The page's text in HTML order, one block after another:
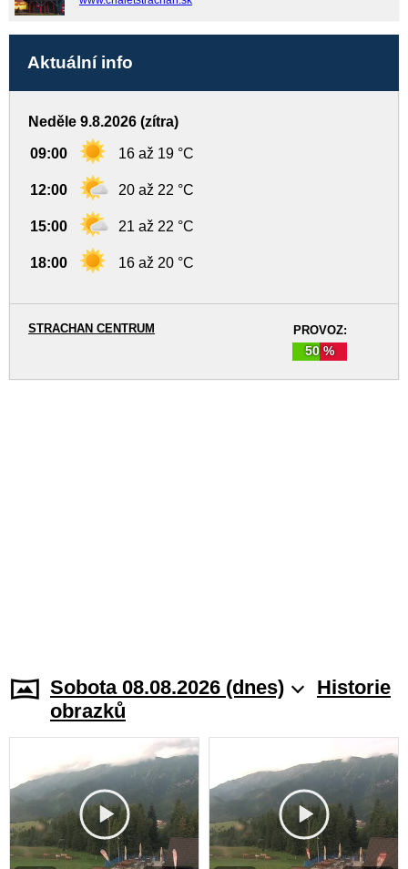
Aktuální info
Neděle 9.8.2026 (zítra)
09:00 16 až 19 °C
12:00 20 až 22 °C
15:00 21 až 22 °C
18:00 16 až 20 °C
PROVOZ:
50 %
STRACHAN CENTRUM
Sobota 08.08.2026 (dnes)
Historie
obrazků